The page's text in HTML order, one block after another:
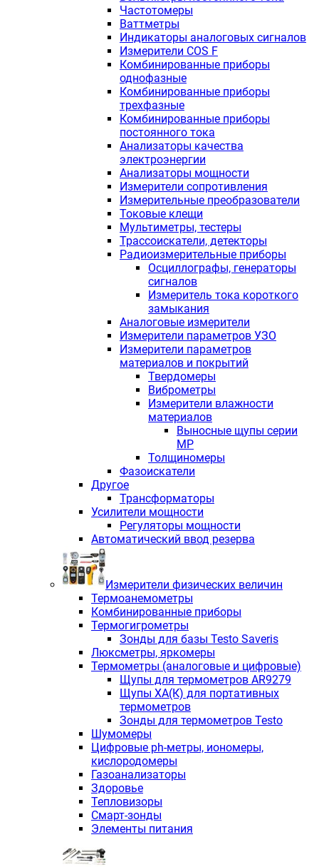
Частотомеры
Ваттметры
Индикаторы аналоговых сигналов
Измерители COS F
Комбинированные приборы
однофазные
Комбинированные приборы
трехфазные
Комбинированные приборы
постоянного тока
Анализаторы качества
электроэнергии
Анализаторы мощности
Измерители сопротивления
Измерительные преобразователи
Токовые клещи
Мультиметры, тестеры
Трассоискатели, детекторы
Радиоизмерительные приборы
Осциллографы, генераторы
сигналов
Измеритель тока короткого
замыкания
Аналоговые измерители
Измерители параметров УЗО
Измерители параметров
материалов и покрытий
Твердомеры
Виброметры
Измерители влажности
материалов
Выносные щупы серии
МР
Толщиномеры
Фазоискатели
Другое
Трансформаторы
Усилители мощности
Регуляторы мощности
Автоматический ввод резерва
Измерители физических величин
Термоанемометры
Комбинированные приборы
Термогигрометры
Зонды для базы Testo Saveris
Люксметры, яркомеры
Термометры (аналоговые и цифровые)
Щупы для термометров AR9279
Щупы ХА(К) для портативных
термометров
Зонды для термометров Testo
Шумомеры
Цифровые ph-метры, иономеры,
кислородомеры
Газоанализаторы
Здоровье
Тепловизоры
Смарт-зонды
Элементы питания